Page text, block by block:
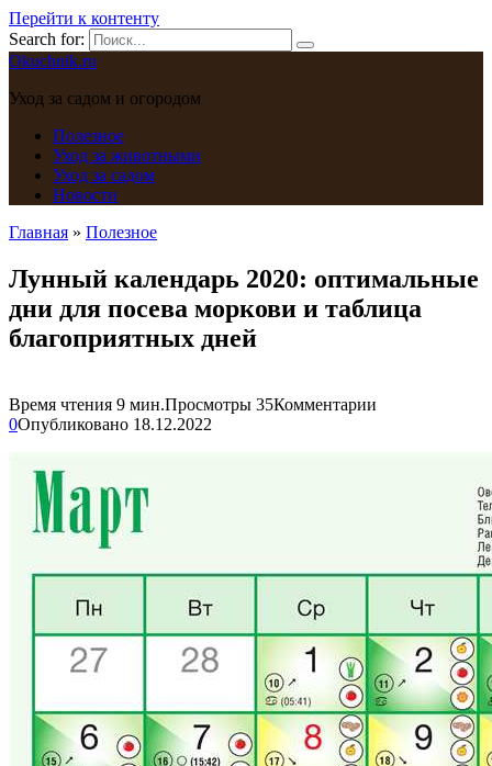
Перейти к контенту
Search for:
Okuchnik.ru
Уход за садом и огородом
Полезное
Уход за животными
Уход за садом
Новости
Главная » Полезное
Лунный календарь 2020: оптимальные
дни для посева моркови и таблица
благоприятных дней
Время чтения 9 мин.Просмотры 35Комментарии
0Опубликовано 18.12.2022